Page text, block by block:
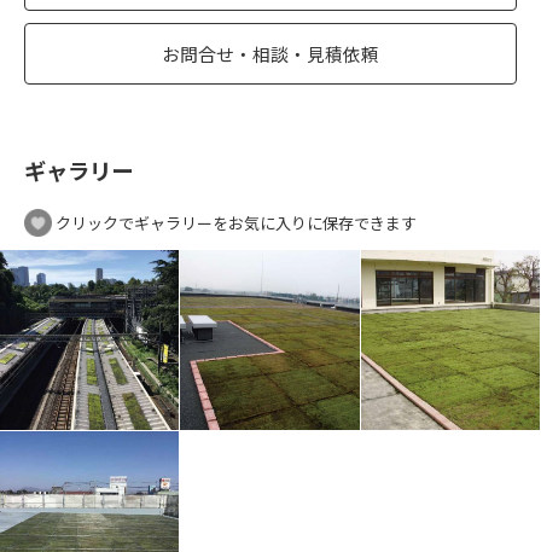
お問合せ・相談・見積依頼
ギャラリー
クリックでギャラリーをお気に入りに保存できます